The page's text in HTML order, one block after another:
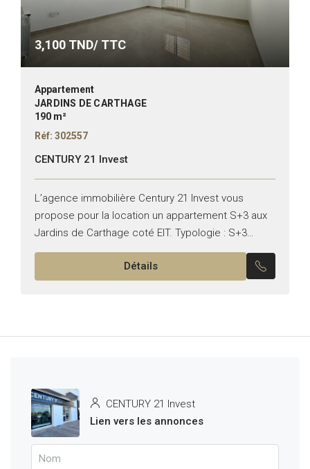
3,100 TND/ TTC
Appartement
JARDINS DE CARTHAGE
190 m²
Réf: 302557
CENTURY 21 Invest
L’agence immobilière Century 21 Invest vous
propose pour la location un appartement S+3 aux
Jardins de Carthage coté EIT. Typologie : S+3
Superficie : 190 m² Il se compose de : –...
Détails
CENTURY 21 Invest
Lien vers les annonces